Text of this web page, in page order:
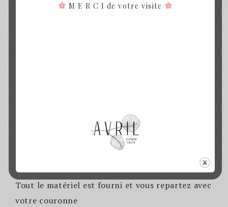
Atelier couronne de fleurs Rennes
Venez réaliser une couronne de fleurs séchées
décorative lors d’un atelier d’une durée de 2h
Tout le matériel est fourni et vous repartez avec
votre couronne
M E R C I de votre visite